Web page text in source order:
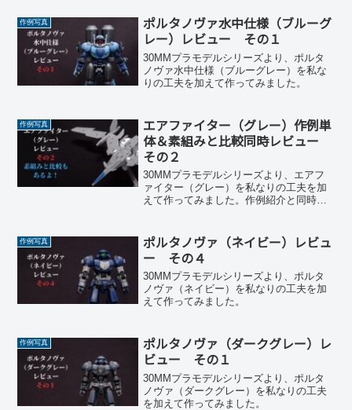
作例写真
ポルタノヴァ水中仕様（ブルーグ
レー）レビュー その１
30MMプラモデルシリーズより、ポルタ
ノヴァ水中仕様（ブルーグレー）を私な
りの工夫を加えて作ってみました。
作例写真
エアファイター（グレー）作例単
体＆素組みと比較同時レビュー
その２
30MMプラモデルシリーズより、エアフ
ァイター（グレー）を私なりの工夫を加
えて作ってみました。作例紹介と同時に
作例写真
ポルタノヴァ（ネイビー）レビュ
ー その４
30MMプラモデルシリーズより、ポルタ
ノヴァ（ネイビー）を私なりの工夫を加
えて作ってみました。
作例写真
ポルタノヴァ（ダークグレー）レ
ビュー その１
30MMプラモデルシリーズより、ポルタ
ノヴァ（ダークグレー）を私なりの工夫
を加えて作ってみました。